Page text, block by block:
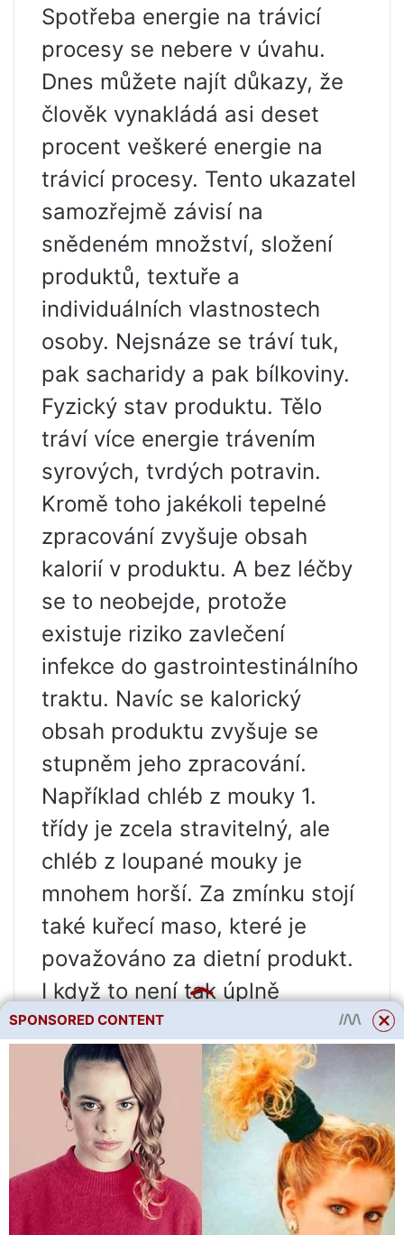
Spotřeba energie na trávicí
procesy se nebere v úvahu.
Dnes můžete najít důkazy, že
člověk vynakládá asi deset
procent veškeré energie na
trávicí procesy. Tento ukazatel
samozřejmě závisí na
snědeném množství, složení
produktů, textuře a
individuálních vlastnostech
osoby. Nejsnáze se tráví tuk,
pak sacharidy a pak bílkoviny.
Fyzický stav produktu. Tělo
tráví více energie trávením
syrových, tvrdých potravin.
Kromě toho jakékoli tepelné
zpracování zvyšuje obsah
kalorií v produktu. A bez léčby
se to neobejde, protože
existuje riziko zavlečení
infekce do gastrointestinálního
traktu. Navíc se kalorický
obsah produktu zvyšuje se
stupněm jeho zpracování.
Například chléb z mouky 1.
třídy je zcela stravitelný, ale
chléb z loupané mouky je
mnohem horší. Za zmínku stojí
také kuřecí maso, které je
považováno za dietní produkt.
I když to není tak úplně
pravda. Kuřecí maso nemá
téměř žádnou pojivovou tkáň,
takže je lehce stravitelné. Tělo
na trávení nepotřebuje mnoho
energie. Současně je obsah
kalorií v kuřecích prsou vyšší
než v kuřecích stehnech.
SPONSORED CONTENT